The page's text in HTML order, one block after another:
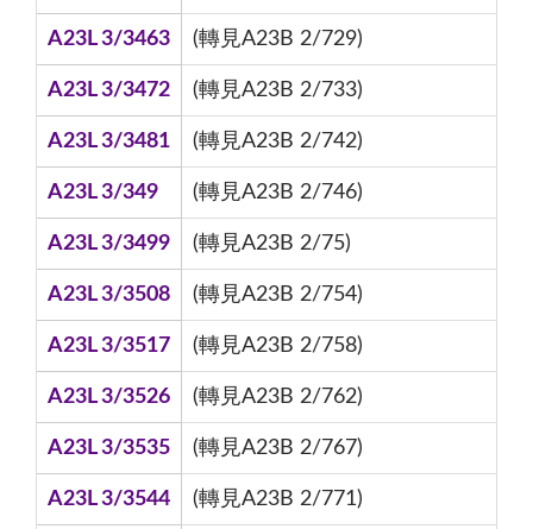
A23L 3/3463 (轉見A23B 2/729)
A23L 3/3472 (轉見A23B 2/733)
A23L 3/3481 (轉見A23B 2/742)
A23L 3/349 (轉見A23B 2/746)
A23L 3/3499 (轉見A23B 2/75)
A23L 3/3508 (轉見A23B 2/754)
A23L 3/3517 (轉見A23B 2/758)
A23L 3/3526 (轉見A23B 2/762)
A23L 3/3535 (轉見A23B 2/767)
A23L 3/3544 (轉見A23B 2/771)